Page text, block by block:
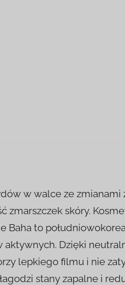
w walce ze zmianami
zmarszczek skóry.
to
Dzięki
lepkiego filmu i nie
stany zapalne i